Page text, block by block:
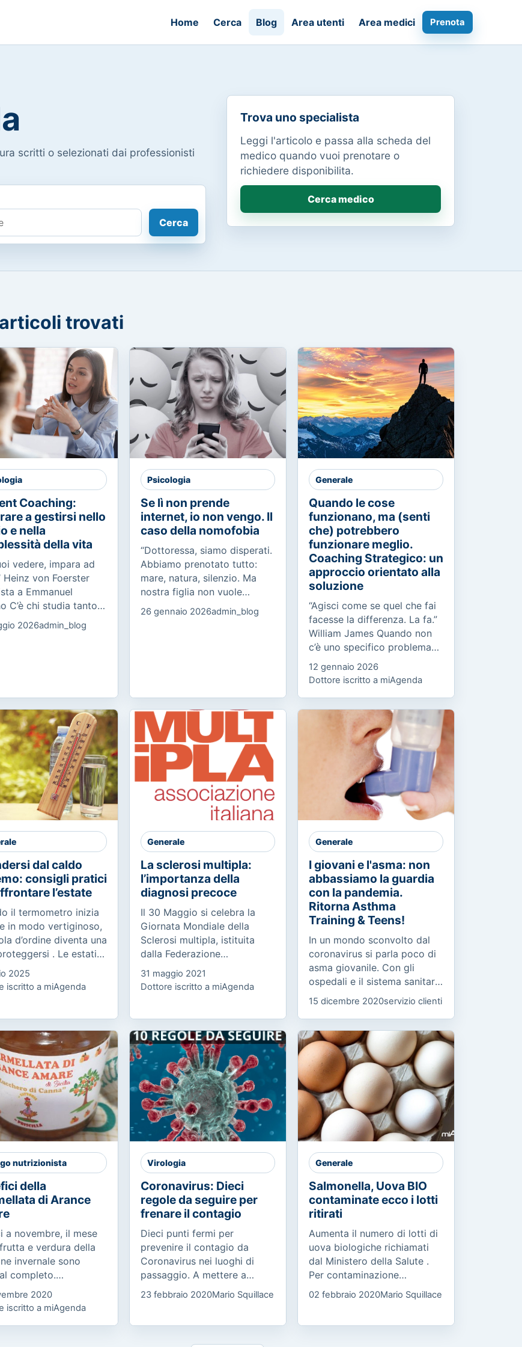
Home Cerca Blog Area utenti Area medici Prenota
scritti o selezionati dai professionisti
Cerca
Trova uno specialista
Leggi l'articolo e passa alla scheda del
medico quando vuoi prenotare o
richiedere disponibilita.
Cerca medico
trovati
Coaching:
a gestirsi nello
e nella
della vita
vedere, impara ad
Heinz von Foerster
a Emmanuel
C’è chi studia tanto,
all’esame stanco.
conosce la materia,
2026admin_blog
Psicologia
Se lì non prende
internet, io non vengo. Il
caso della nomofobia
“Dottoressa, siamo disperati.
Abbiamo prenotato tutto:
mare, natura, silenzio. Ma
nostra figlia non vuole
partire. Dice che lì non
prende internet. Non è un
26 gennaio 2026admin_blog
Generale
Quando le cose
funzionano, ma (senti
che) potrebbero
funzionare meglio.
Coaching Strategico: un
approccio orientato alla
soluzione
“Agisci come se quel che fai
facesse la differenza. La fa.”
William James Quando non
c’è uno specifico problema
da risolvere, ma un
potenziale da esprimere
Molte persone, pur avendo
12 gennaio 2026
Dottore iscritto a miAgenda
dal caldo
consigli pratici
l’estate
il termometro inizia
in modo vertiginoso,
d’ordine diventa una
. Le estati
non sono più quelle
Le ondate di
2025
iscritto a miAgenda
Generale
La sclerosi multipla:
l’importanza della
diagnosi precoce
Il 30 Maggio si celebra la
Giornata Mondiale della
Sclerosi multipla, istituita
dalla Federazione
Internazionale SM, in 70
Paesi e promossa in Italia
dall’AISM (Associazione
31 maggio 2021
Dottore iscritto a miAgenda
Generale
I giovani e l'asma: non
abbassiamo la guardia
con la pandemia.
Ritorna Asthma
Training & Teens!
In un mondo sconvolto dal
coronavirus si parla poco di
asma giovanile. Con gli
ospedali e il sistema sanitario
concentrati sulla pandemia,
guardia e alzare il...
15 dicembre 2020servizio clienti
nutrizionista
della
di Arance
a novembre, il mese
e verdura della
invernale sono
completo.
l’arancia amara
dall’albero
x Aurantium o
2020
iscritto a miAgenda
Virologia
Coronavirus: Dieci
regole da seguire per
frenare il contagio
Dieci punti fermi per
prevenire il contagio da
Coronavirus nei luoghi di
passaggio. A mettere a
punto il manifesto, che ha
raccolto l’adesione degli
23 febbraio 2020Mario Squillace
Generale
Salmonella, Uova BIO
contaminate ecco i lotti
ritirati
Aumenta il numero di lotti di
uova biologiche richiamati
dal Ministero della Salute .
Per contaminazione
microbiologica da salmonella
enteritidis sono stati ritirati a
02 febbraio 2020Mario Squillace